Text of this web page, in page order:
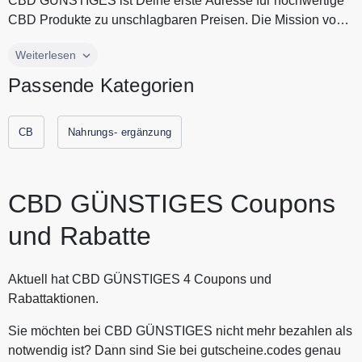
CBD Produkte zu unschlagbaren Preisen. Die Mission von
CBD GÜNSTIGES ist Deine erste Adresse für hochwertige
CBD GÜNSTIGES ist es, CBD für jedermann zugänglich zu
damit jeder in den Genuss seiner Vorteile kommt. Entdecke
bei CBD GÜNSTIGES CBD Blüten, CBD Öle und THC
Gutscheine.codes mit den aktuellen Gutscheine und
Rabattaktionen von CBD GÜNSTIGES.
Weiterlesen
Passende Kategorien
CB Nahrungs- ergänzung
CBD GÜNSTIGES Coupons
und Rabatte
Aktuell hat CBD GÜNSTIGES 4 Coupons und
Rabattaktionen.
Sie möchten bei CBD GÜNSTIGES nicht mehr bezahlen als
notwendig ist? Dann sind Sie bei gutscheine.codes genau